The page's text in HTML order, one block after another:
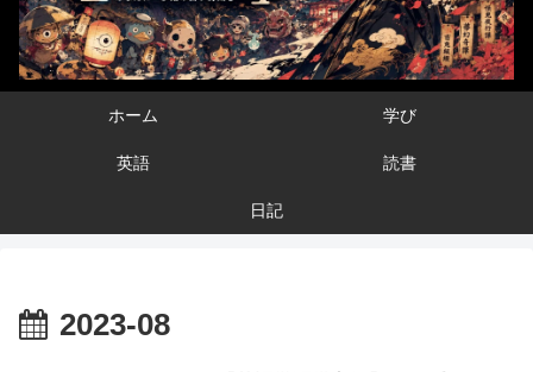
ホーム 学び
英語 読書
日記
2023-08